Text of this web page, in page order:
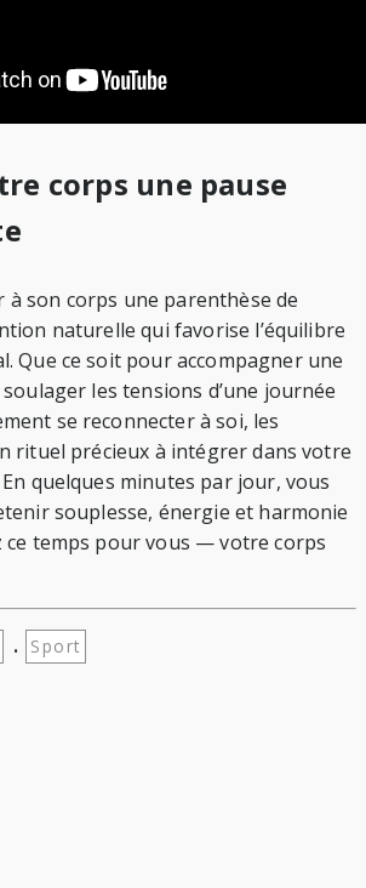
corps une pause
à son corps une parenthèse de
naturelle qui favorise l’équilibre
Que ce soit pour accompagner une
les tensions d’une journée
se reconnecter à soi, les
rituel précieux à intégrer dans votre
quelques minutes par jour, vous
souplesse, énergie et harmonie
ce temps pour vous — votre corps
. Sport